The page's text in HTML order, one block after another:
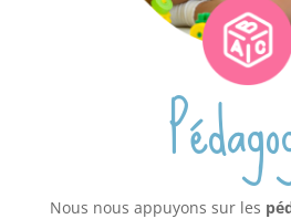
Nous nous appuyons sur les